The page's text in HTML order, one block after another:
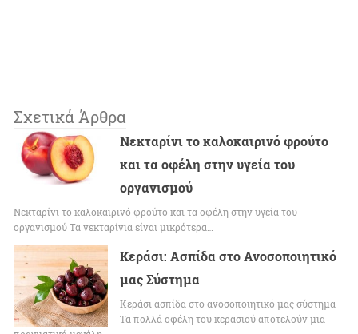
Σχετικά Άρθρα
Νεκταρίνι το καλοκαιρινό φρούτο
και τα οφέλη στην υγεία του
οργανισμού
Νεκταρίνι το καλοκαιρινό φρούτο και τα οφέλη στην υγεία του
οργανισμού Τα νεκταρίνια είναι μικρότερα…
Κεράσι: Ασπίδα στο Ανοσοποιητικό
μας Σύστημα
Κεράσι ασπίδα στο ανοσοποιητικό μας σύστημα
Τα πολλά οφέλη του κερασιού αποτελούν μια